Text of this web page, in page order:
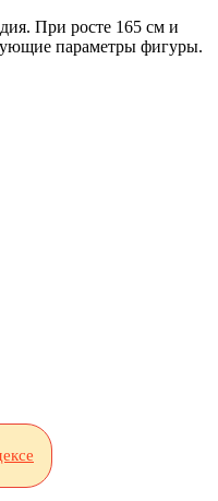
При росте 165 см и
параметры фигуры.